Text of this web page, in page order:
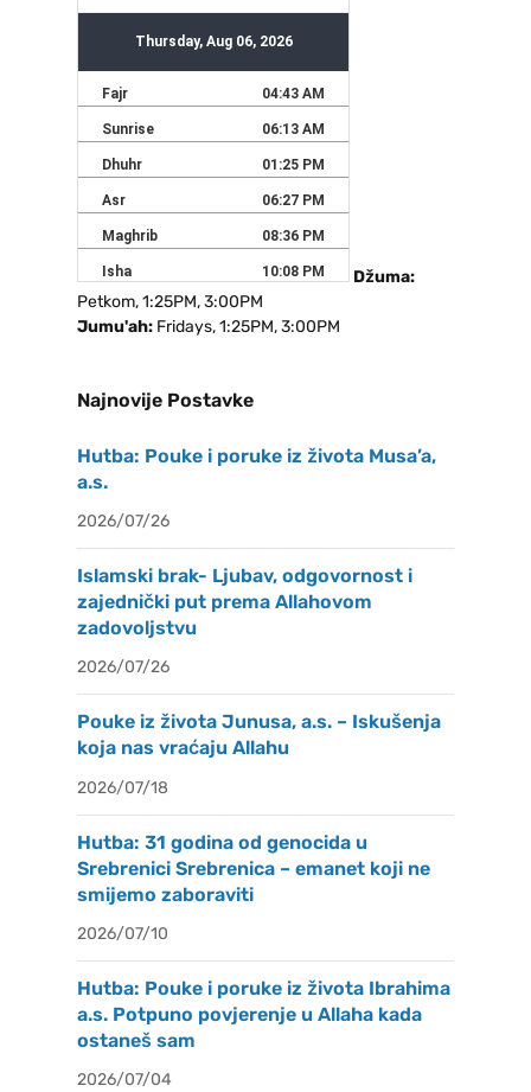
Džuma:
Petkom, 1:25PM, 3:00PM
Jumu'ah: Fridays, 1:25PM, 3:00PM
Najnovije Postavke
Hutba: Pouke i poruke iz života Musa’a,
a.s.
2026/07/26
Islamski brak- Ljubav, odgovornost i
zajednički put prema Allahovom
zadovoljstvu
2026/07/26
Pouke iz života Junusa, a.s. – Iskušenja
koja nas vraćaju Allahu
2026/07/18
Hutba: 31 godina od genocida u
Srebrenici Srebrenica – emanet koji ne
smijemo zaboraviti
2026/07/10
Hutba: Pouke i poruke iz života Ibrahima
a.s. Potpuno povjerenje u Allaha kada
ostaneš sam
2026/07/04